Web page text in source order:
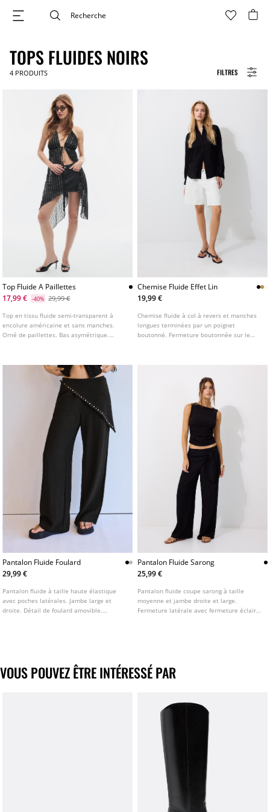
FILTRES
TOPS FLUIDES NOIRS
4 PRODUITS
Top Fluide A Paillettes
17,99 €
-40% 29,99 €
Top en tissu fluide semi-transparent à
encolure américaine et sans manches.
Orné de paillettes. Bas asymétrique.
Chemise Fluide Effet Lin
19,99 €
Chemise fluide à col à revers et manches
longues terminées par un poignet
boutonné. Fermeture boutonnée sur le
Pantalon Fluide Foulard
29,99 €
Pantalon fluide à taille haute élastique
avec poches latérales. Jambe large et
droite. Détail de foulard amovible.
Pantalon Fluide Sarong
25,99 €
Pantalon fluide coupe sarong à taille
moyenne et jambe droite et large.
Fermeture latérale avec fermeture éclair
VOUS POUVEZ ÊTRE INTÉRESSÉ PAR